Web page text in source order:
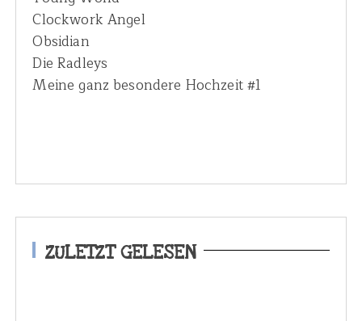
Clockwork Angel
Obsidian
Die Radleys
Meine ganz besondere Hochzeit #1
ZULETZT GELESEN